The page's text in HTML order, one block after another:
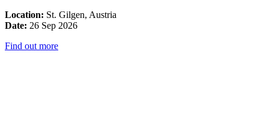
Location: St. Gilgen, Austria
Date: 26 Sep 2026
Find out more